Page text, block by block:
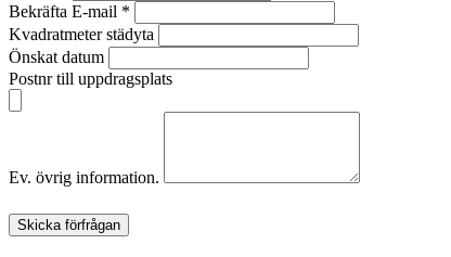
Bekräfta E-mail *
Kvadratmeter städyta
Önskat datum
Postnr till uppdragsplats
Ev. övrig information.
Skicka förfrågan